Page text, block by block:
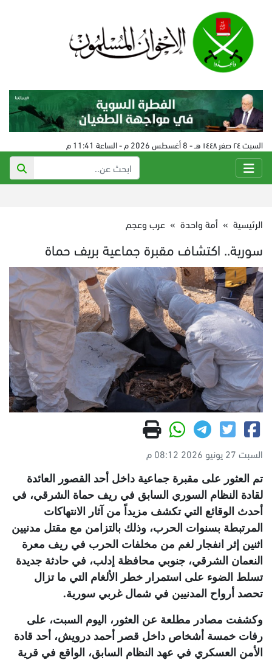
السبت ٢٤ صفر ١٤٤٨ هـ - 8 أغسطس 2026 م - الساعة 11:41 م
الرئيسية » أمة واحدة » عرب وعجم
سورية.. اكتشاف مقبرة جماعية بريف حماة
السبت 27 يونيو 2026 08:12 م
تم العثور على مقبرة جماعية داخل أحد القصور العائدة
لقادة النظام السوري السابق في ريف حماة الشرقي، في
أحدث الوقائع التي تكشف مزيداً من آثار الانتهاكات
المرتبطة بسنوات الحرب، وذلك بالتزامن مع مقتل مدنيين
اثنين إثر انفجار لغم من مخلفات الحرب في ريف معرة
النعمان الشرقي، جنوبي محافظة إدلب، في حادثة جديدة
تسلط الضوء على استمرار خطر الألغام التي ما تزال
تحصد أرواح المدنيين في شمال غربي سورية.
وكشفت مصادر مطلعة عن العثور، اليوم السبت، على
رفات خمسة أشخاص داخل قصر أحمد درويش، أحد قادة
الأمن العسكري في عهد النظام السابق، الواقع في قرية